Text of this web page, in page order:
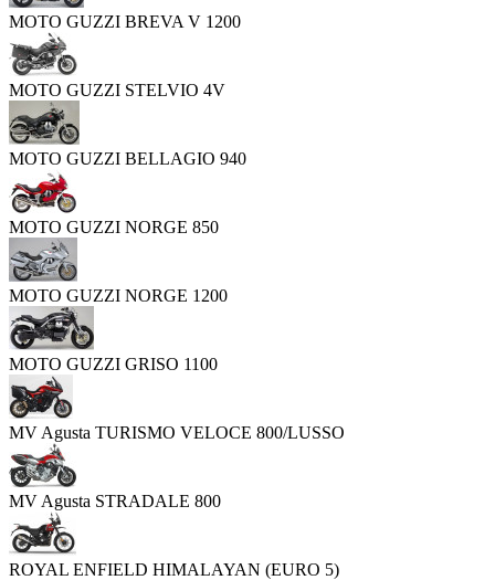
MOTO GUZZI BREVA V 1200
MOTO GUZZI STELVIO 4V
MOTO GUZZI BELLAGIO 940
MOTO GUZZI NORGE 850
MOTO GUZZI NORGE 1200
MOTO GUZZI GRISO 1100
MV Agusta TURISMO VELOCE 800/LUSSO
MV Agusta STRADALE 800
ROYAL ENFIELD HIMALAYAN (EURO 5)